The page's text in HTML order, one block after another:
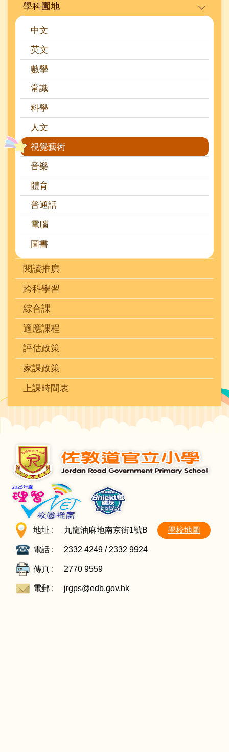
學科園地
中文
英文
數學
常識
科學
人文
視覺藝術
音樂
體育
普通話
電腦
圖書
閱讀推廣
跨科學習
綜合課
適應課程
評估政策
家課政策
上課時間表
地址 : 九龍油麻地南京街1號B 學校地圖
電話 : 2332 4249 / 2332 9924
傳真 : 2770 9559
電郵 : jrgps@edb.gov.hk